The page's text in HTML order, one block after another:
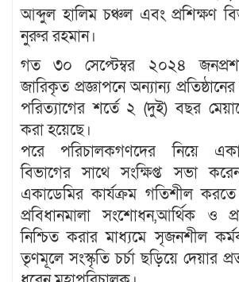
আব্দুল হালিম চঞ্চল এবং প্রশিক্ষণ
নুরুর রহমান।
গত ৩০ সেপ্টেম্বর ২০২৪
জারিকৃত প্রজ্ঞাপনে অন্যান্য
পরিত্যাগের শর্তে ২ (দুই) বছর
করা হয়েছে।
পরে পরিচালকগণদের নিয়ে
বিভাগের সাথে সংক্ষিপ্ত সভা
একাডেমির কার্যক্রম গতিশীল
প্রবিধানমালা সংশোধন,আর্থিক ও
নিশ্চিত করার মাধ্যমে সৃজনশীল
তৃণমূলে সংস্কৃতি চর্চা ছড়িয়ে দেয়ার